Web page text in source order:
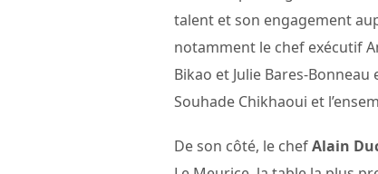
talent et son engagement
notamment le chef exécutif
Bikao et Julie Bares-
Souhade Chikhaoui et
De son côté, le chefAlain